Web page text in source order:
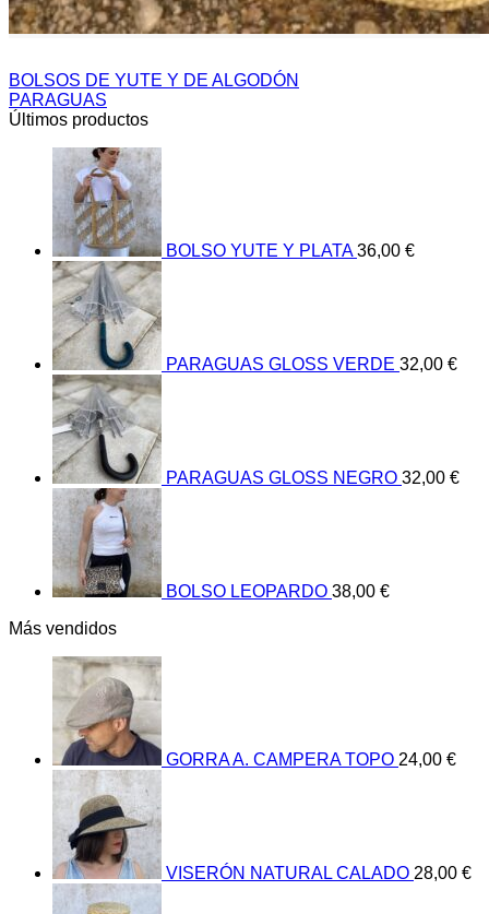
BOLSOS DE YUTE Y DE ALGODÓN
PARAGUAS
Últimos productos
BOLSO YUTE Y PLATA 36,00 €
PARAGUAS GLOSS VERDE 32,00 €
PARAGUAS GLOSS NEGRO 32,00 €
BOLSO LEOPARDO 38,00 €
Más vendidos
GORRA A. CAMPERA TOPO 24,00 €
VISERÓN NATURAL CALADO 28,00 €